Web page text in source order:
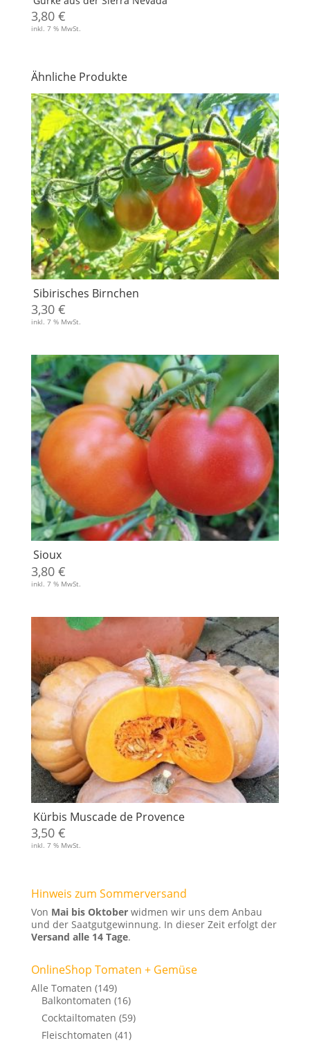
3,80 €
inkl. 7 % MwSt.
Ähnliche Produkte
Sibirisches Birnchen
3,30 €
inkl. 7 % MwSt.
Sioux
3,80 €
inkl. 7 % MwSt.
Kürbis Muscade de Provence
3,50 €
inkl. 7 % MwSt.
Hinweis zum Sommerversand
Von Mai bis Oktoberwidmen wir uns dem Anbau
und der Saatgutgewinnung. In dieser Zeit erfolgt der
Versand alle 14 Tage.
OnlineShop Tomaten + Gemüse
Alle Tomaten (149)
Balkontomaten (16)
Cocktailtomaten (59)
Fleischtomaten (41)